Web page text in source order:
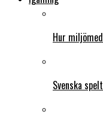
Hur
Svenska